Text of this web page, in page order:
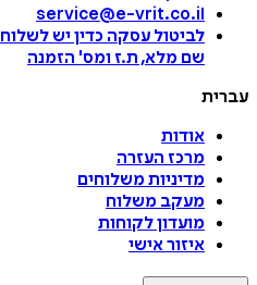
service@e-vrit.co.il
לביטול עסקה כדין יש לשלוח
שם מלא, ת.ז ומס' הזמנה
עברית
אודות
מרכז העזרה
מדיניות משלוחים
מעקב משלוח
מועדון לקוחות
איזור אישי